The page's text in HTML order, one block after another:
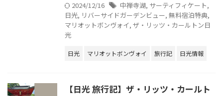
2024/12/16 中禅寺湖, サーティフィケート,
日光, リバーサイドガーデンビュー, 無料宿泊特典,
マリオットボンヴォイ, ザ・リッツ・カールトン日
光
日光 マリオットボンヴォイ 旅行記 日光情報
【日光 旅行記】ザ・リッツ・カールト